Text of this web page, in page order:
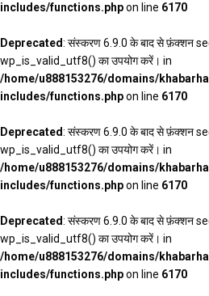
includes/functions.phpon line 6170
Deprecated: संस्करण 6.9.0 के बाद से फ़ंक्शन
wp_is_valid_utf8() का उपयोग करें। in
/home/u888153276/domains/
includes/functions.phpon line 6170
Deprecated: संस्करण 6.9.0 के बाद से फ़ंक्शन
wp_is_valid_utf8() का उपयोग करें। in
/home/u888153276/domains/
includes/functions.phpon line 6170
Deprecated: संस्करण 6.9.0 के बाद से फ़ंक्शन
wp_is_valid_utf8() का उपयोग करें। in
/home/u888153276/domains/
includes/functions.phpon line 6170